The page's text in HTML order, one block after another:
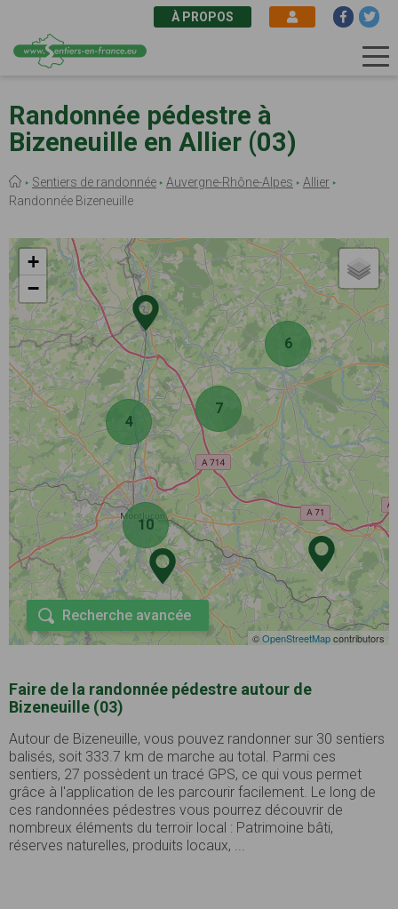
au
contenu
principal
À PROPOS
Randonnée pédestre à
Bizeneuille en Allier (03)
Fil
d'Ariane
Sentiers de randonnée Auvergne-Rhône-Alpes
Allier
Randonnée Bizeneuille
6
4
10
7
+
−
©OpenStreetMapcontributors
Recherche avancée
Faire de la randonnée pédestre autour de
Bizeneuille (03)
Autour de Bizeneuille, vous pouvez randonner sur 30 sentiers
balisés, soit 333.7 km de marche au total. Parmi ces
sentiers, 27 possèdent un tracé GPS, ce qui vous permet
grâce à l'application de les parcourir facilement. Le long de
ces randonnées pédestres vous pourrez découvrir de
nombreux éléments du terroir local : Patrimoine bâti,
réserves naturelles, produits locaux, ...